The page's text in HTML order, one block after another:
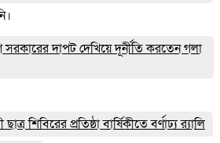
দাপট দেখিয়ে দূর্নীতি করতেন গলা
শিবিরের প্রতিষ্ঠা বার্ষিকীতে বর্ণাঢ্য র‌্যালি